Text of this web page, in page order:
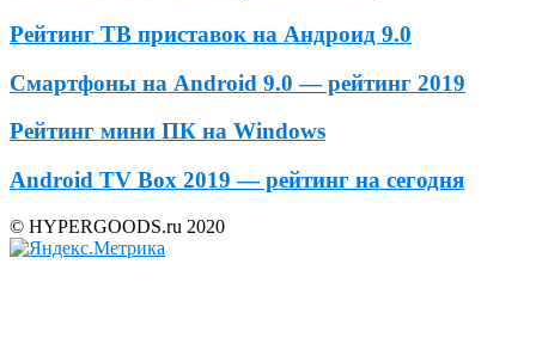
Рейтинг ТВ приставок на Андроид 9.0
Смартфоны на Android 9.0 — рейтинг 2019
Рейтинг мини ПК на Windows
Android TV Box 2019 — рейтинг на сегодня
© HYPERGOODS.ru 2020